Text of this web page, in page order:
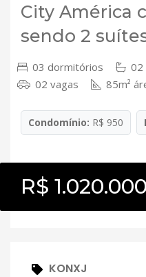
City América
sendo 2
03 dormitórios 02
02 vagas
85m²
Condomínio: R$ 950
R$
KONXJ